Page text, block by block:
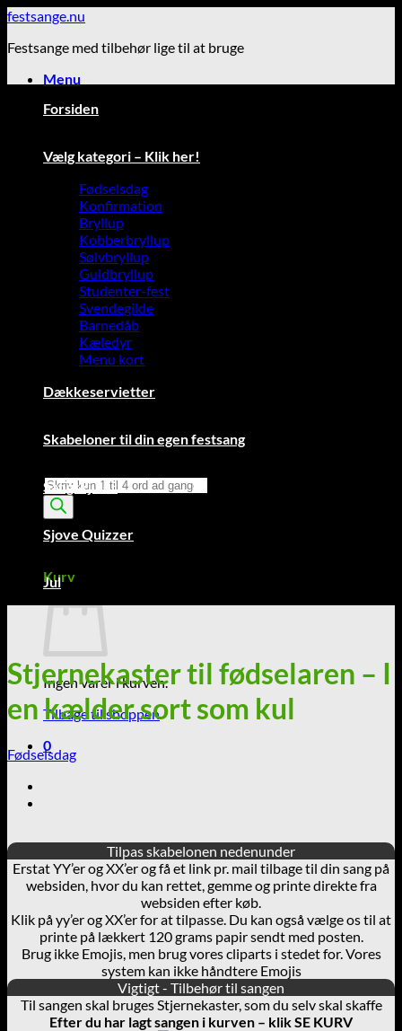
Fortsæt
indhold
festsange.nu
Festsange med tilbehør lige til at bruge
Menu
Products
search
Kurv
Ingen varer i kurven.
Tilbage til shoppen
0
Forsiden
Vælg kategori – Klik her!
Fødselsdag
Konfirmation
Bryllup
Kobberbryllup
Sølvbryllup
Guldbryllup
Studenter-fest
Svendegilde
Barnedåb
Kæledyr
Menu kort
Dækkeservietter
Skabeloner til din egen festsang
Sangskjuler
Sjove Quizzer
Jul
Stjernekaster til fødselaren – I
en kælder sort som kul
Fødselsdag
Tilpas skabelonen nedenunder
Erstat YY’er og XX’er og få et link pr. mail tilbage til din sang på
websiden, hvor du kan rettet, gemme og printe direkte fra
websiden efter køb.
Klik på yy’er og XX’er for at tilpasse. Du kan også vælge os til at
printe på lækkert 120 grams papir sendt med posten.
Brug ikke Emojis, men brug vores cliparts i stedet for. Vores
system kan ikke håndtere Emojis
Vigtigt - Tilbehør til sangen
Til sangen skal bruges Stjernekaster, som du selv skal skaffe
Efter du har lagt sangen i kurven – klik SE KURV